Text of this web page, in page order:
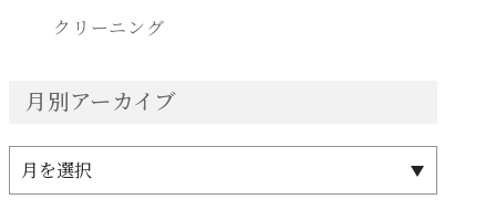
クリーニング
月別アーカイブ